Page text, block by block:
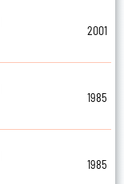
2001
1985
1985